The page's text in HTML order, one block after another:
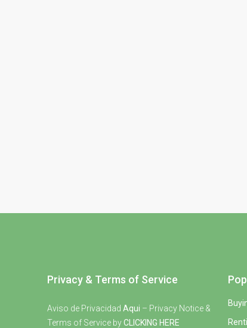
Privacy & Terms of Service
Aviso de Privacidad Aqui – Privacy Notice &
Terms of Service byCLICKING HERE